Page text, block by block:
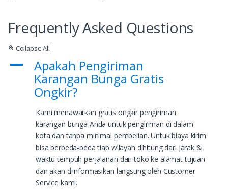
Frequently Asked Questions
C Collapse All
A Apakah Pengiriman
Karangan Bunga Gratis
Ongkir?
Kami menawarkan gratis ongkir pengiriman
karangan bunga Anda untuk pengiriman di dalam
kota dan tanpa minimal pembelian. Untuk biaya kirim
bisa berbeda-beda tiap wilayah dihitung dari jarak &
waktu tempuh perjalanan dari toko ke alamat tujuan
dan akan diinformasikan langsung oleh Customer
Service kami.